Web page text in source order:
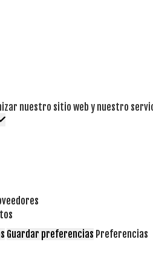
nuestro sitio web y nuestro
Guardar preferencias Preferencias